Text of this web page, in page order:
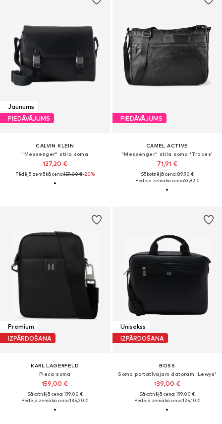
Jaunums
PIEDĀVĀJUMS
CALVIN KLEIN
"Messenger" stila soma
127,20 €
Pēdējā zemākā cena:159,00 €-20%
PIEDĀVĀJUMS
CAMEL ACTIVE
"Messenger" stila soma 'Traces'
71,91 €
Sākotnējā cena: 89,90 €
Pēdējā zemākā cena:63,92 €
Premium
IZPĀRDOŠANA
KARL LAGERFELD
Pleca soma
159,00 €
Sākotnējā cena: 199,00 €
Pēdējā zemākā cena:135,20 €
Unisekss
IZPĀRDOŠANA
BOSS
Soma portatīvajam datoram 'Lewys'
139,00 €
Sākotnējā cena: 199,00 €
Pēdējā zemākā cena:125,10 €